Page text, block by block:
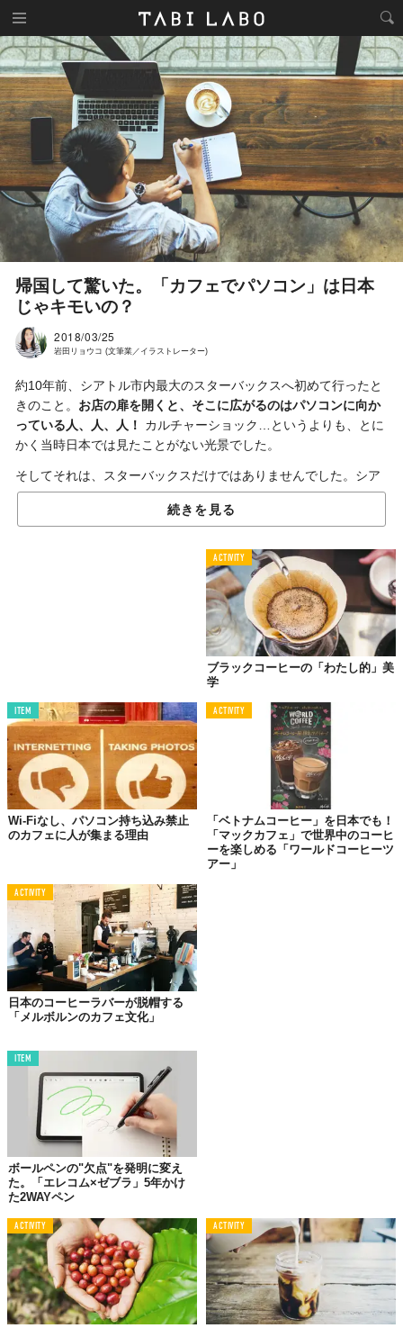
帰国して驚いた。「カフェでパソコン」は日本
じゃキモいの？
2018/03/25
岩田リョウコ (文筆業／イラストレーター)
約10年前、シアトル市内最大のスターバックスへ初めて行ったと
きのこと。 お店の扉を開くと、そこに広がるのはパソコンに向か
っている人、人、人！ カルチャーショック…というよりも、とに
かく当時日本では見たことがない光景でした。
そしてそれは、スターバックスだけではありませんでした。シア
トルのカフェでは、学生さんが昼夜構わず勉強していて、課題を
こなしたり、グループで勉強会を開いていたり。ビジネスマン、
コーヒーを飲みに来ている、というよりは、コーヒー代を払って
お店側もコーヒーさえ頼んでくれていた
ら、どれだけ長居しようが全然気にしていない様子。
家よりはかどるから
仕方ない
かくいう私も、家で仕事をしようと思えば思うほど、ついテレビ
読み漁っているうちに数時間経っていたり、ゴロンと寝転がって
休憩しているうちに寝てしまったり…。
ダラける誘惑のない環境に自分自身を置くため、徐々に私もカフ
ェで仕事をするようになりました。その居心地の良さに「ここが
自分のオフィス」と言わんばかりに、毎朝、まるで出社するかの
ようにカフェ通い。
甘すぎる自分に“他人の監視”をつけられるカフェは、仕事をする
のに最適。それに、他の人に淹れてもらうコーヒーのほうがおい
しいですしね。とくに私のようなフリーランスにはもってこいで
す。2015年に本を出版したんですが、実は一冊書き上げたのもカ
フェでした。家だったらダラダラして締め切りに間に合ってなか
っただろうな、って今でも思います。
続きを見る
ACTIVITY
ブラックコーヒーの「わたし的」美
学
ITEM
Wi-Fiなし、パソコン持ち込み禁止
のカフェに人が集まる理由
ACTIVITY
「ベトナムコーヒー」を日本でも！
「マックカフェ」で世界中のコーヒ
ーを楽しめる「ワールドコーヒーツ
アー」
ACTIVITY
日本のコーヒーラバーが脱帽する
「メルボルンのカフェ文化」
ITEM
ボールペンの"欠点"を発明に変え
た。「エレコム×ゼブラ」5年かけ
た2WAYペン
ACTIVITY ACTIVITY